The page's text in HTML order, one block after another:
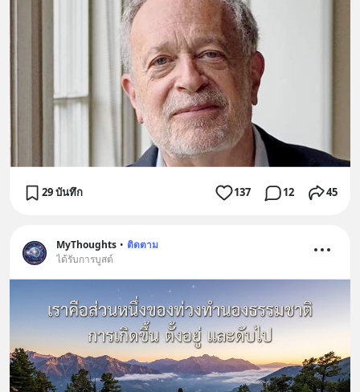
29 บันทึก 137 12 45
MyThoughts • ติดตาม
ได้รับการบูสต์